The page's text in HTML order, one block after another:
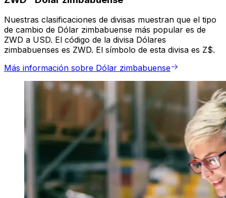
Nuestras clasificaciones de divisas muestran que el tipo
de cambio de Dólar zimbabuense más popular es de
ZWD a USD. El código de la divisa Dólares
zimbabuenses es ZWD. El símbolo de esta divisa es Z$.
Más información sobre Dólar zimbabuense